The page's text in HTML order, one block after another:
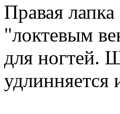
Правая
"локтевым
для ногтей.
удлинняется